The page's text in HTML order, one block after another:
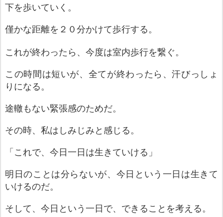
下を歩いていく。
僅かな距離を２０分かけて歩行する。
これが終わったら、今度は室内歩行を繋ぐ。
この時間は短いが、 全てが終わったら、汗びっしょ
りになる。
途轍もない緊張感のためだ。
その時、私は しみじみと感じる。
「これで、今日一日は生きていける」
明日のことは分らないが、今日という一日は生きて
いけるのだ。
そして、今日という一日で、できることを考える。